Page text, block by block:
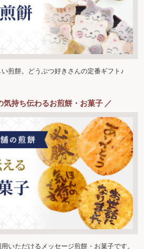
煎餅。どうぶつ好きさんの定番ギフト♪
気持ち伝わるお煎餅・お菓子 ／
いただけるメッセージ煎餅・お菓子です。